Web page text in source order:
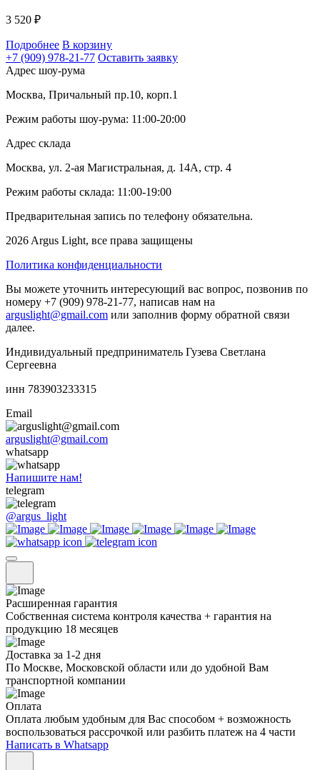
3 520 ₽
Подробнее В корзину
+7 (909) 978-21-77 Оставить заявку
Адрес шоу-рума
Москва, Причальный пр.10, корп.1
Режим работы шоу-рума: 11:00-20:00
Адрес склада
Москва, ул. 2-ая Магистральная, д. 14А, стр. 4
Режим работы склада: 11:00-19:00
Предварительная запись по телефону обязательна.
2026 Argus Light, все права защищены
Политика конфиденциальности
Вы можете уточнить интересующий вас вопрос, позвонив по
номеру +7 (909) 978-21-77, написав нам на
arguslight@gmail.com или заполнив форму обратной связи
далее.
Индивидуальный предприниматель Гузева Светлана
Сергеевна
инн 783903233315
Email
arguslight@gmail.com
whatsapp
Напишите нам!
telegram
@argus_light
Расширенная гарантия
Собственная система контроля качества + гарантия на
продукцию 18 месяцев
Доставка за 1-2 дня
По Москве, Московской области или до удобной Вам
транспортной компании
Оплата
Оплата любым удобным для Вас способом + возможность
воспользоваться рассрочкой или разбить платеж на 4 части
Написать в Whatsapp